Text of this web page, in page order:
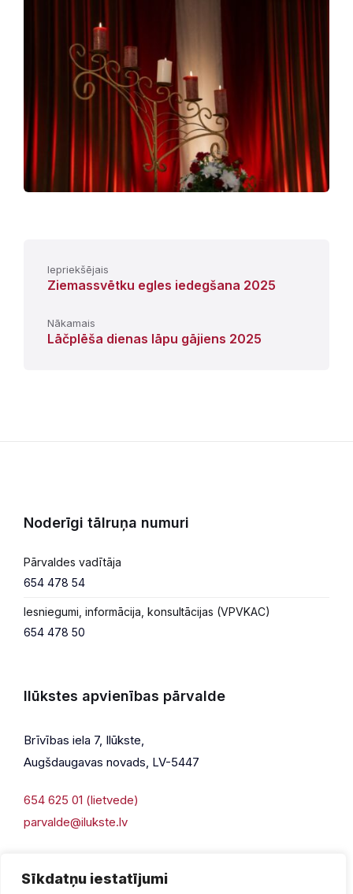
Sīkdatņu iestatījumi
Iepriekšējais
Ziemassvētku egles iedegšana 2025
Nākamais
Lāčplēša dienas lāpu gājiens 2025
Noderīgi tālruņa numuri
Pārvaldes vadītāja
654 478 54
Iesniegumi, informācija, konsultācijas (VPVKAC)
654 478 50
Ilūkstes apvienības pārvalde
Brīvības iela 7, Ilūkste,
Augšdaugavas novads, LV-5447
654 625 01 (lietvede)
parvalde@ilukste.lv